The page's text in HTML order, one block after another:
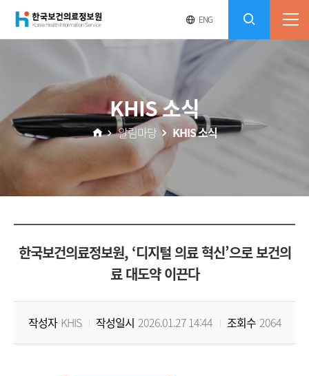
(재)
보
건
의
료
보
ENG영
사
기
전
기
전
체
KHIS 소식
알림마당 KHIS 소식
한국보건의료정보원, ‘디지털 의료 혁신’으로 보건의
료 대도약 이끈다
작성자 KHIS 작성일시 2026.01.27 14:44 조회수 2064